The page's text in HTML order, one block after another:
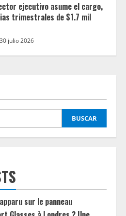
ejecutivo asume el cargo,
trimestrales de $1.7 mil
30 julio 2026
BUSCAR
sur le panneau